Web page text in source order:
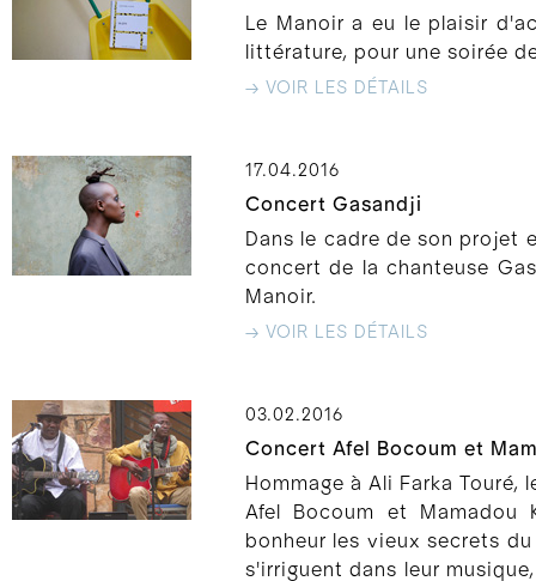
Le Manoir a eu le plaisir
littérature, pour une soirée
→ VOIR LES DÉTAILS
17.04.2016
Concert Gasandji
Dans le cadre de son projet
concert de la chanteuse
Manoir.
→ VOIR LES DÉTAILS
03.02.2016
Concert Afel Bocoum et
Hommage à Ali Farka Touré,
Afel Bocoum et Mamadou
bonheur les vieux secrets
s'irriguent dans leur